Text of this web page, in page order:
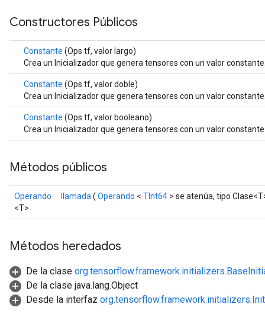
Constructores Públicos
Constante (Ops tf, valor largo)
Crea un Inicializador que genera tensores con un valor
Constante (Ops tf, valor doble)
Crea un Inicializador que genera tensores con un valor
Constante (Ops tf, valor booleano)
Crea un Inicializador que genera tensores con un valor
Métodos públicos
Operando
<T>
llamada ( Operando < TInt64 > se atenúa, tipo
Métodos heredados
De la clase
De la clase java.lang.Object
Desde la interfaz